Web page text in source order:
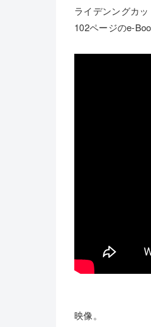
ライデンングカ
102ページのe-
映像。